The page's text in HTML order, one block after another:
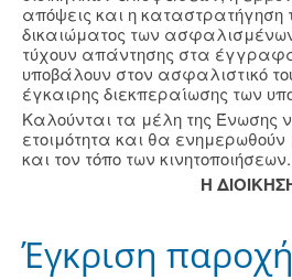
απόψεις και η καταστρατήγηση
δικαιώματος των
τύχουν απάντησης στα
υποβάλουν στον ασφαλιστικό
έγκαιρης διεκπεραίωσης των
Καλούνται τα μέλη της Ένωσης
ετοιμότητα και θα
και τον τόπο των κινητοποιήσεων.
Η
Έγκριση